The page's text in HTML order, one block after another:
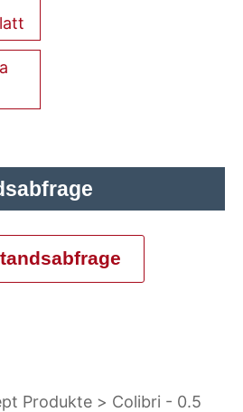
Produkte
Colibri - 0.5